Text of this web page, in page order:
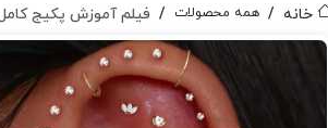
خانه همه محصولات فیلم آموزش پکیج کامل